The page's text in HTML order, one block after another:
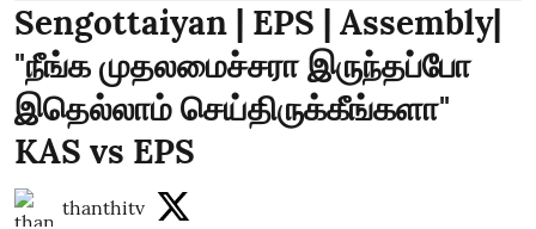
Sengottaiyan | EPS | Assembly|
"நீங்க முதலமைச்சரா இருந்தப்போ
இதெல்லாம் செய்திருக்கீங்களா"
KAS vs EPS
thanthitv